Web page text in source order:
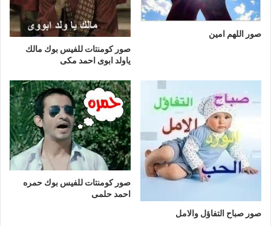
صور اللهم امين
صور كومنتات للفيس بوك مالك
ياولد ابوى احمد مكى
صور صباح التفاؤل والامل
صور كومنتات للفيس بوك حمره
احمد حلمى